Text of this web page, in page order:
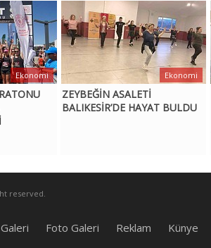
Ekonomi
ZEYBEĞİN ASALETİ
BALIKESİR’DE HAYAT BULDU
Ekonomi
reserved.
Foto Galeri Reklam Künye